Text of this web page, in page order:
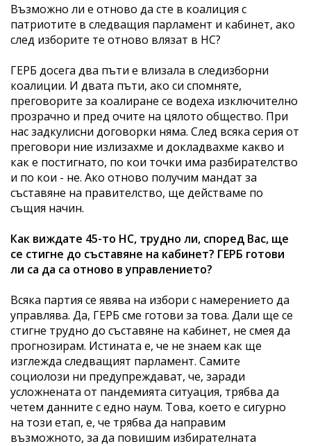
Възможно ли е отново да сте в коалиция с
патриотите в следващия парламент и кабинет, ако
след изборите те отново влязат в НС?
ГЕРБ досега два пъти е влизала в следизборни
коалиции. И двата пъти, ако си спомняте,
преговорите за коалиране се водеха изключително
прозрачно и пред очите на цялото общество. При
нас задкулисни договорки няма. След всяка серия от
преговори ние излизахме и докладвахме какво и
как е постигнато, по кои точки има разбирателство
и по кои - не. Ако отново получим мандат за
съставяне на правителство, ще действаме по
същия начин.
Как виждате 45-то НС, трудно ли, според Вас, ще
се стигне до съставяне на кабинет? ГЕРБ готови
ли са да са отново в управлението?
Всяка партия се явява на избори с намерението да
управлява. Да, ГЕРБ сме готови за това. Дали ще се
стигне трудно до съставяне на кабинет, не смея да
прогнозирам. Истината е, че не знаем как ще
изглежда следващият парламент. Самите
социолози ни предупреждават, че, заради
усложнената от пандемията ситуация, трябва да
четем данните с едно наум. Това, което е сигурно
на този етап, е, че трябва да направим
възможното, за да повишим избирателната